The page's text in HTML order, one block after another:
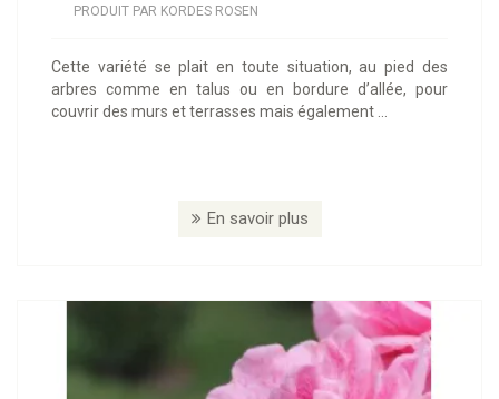
PRODUIT PAR KORDES ROSEN
Cette variété se plait en toute situation, au pied des
arbres comme en talus ou en bordure d’allée, pour
couvrir des murs et terrasses mais également ...
En savoir plus